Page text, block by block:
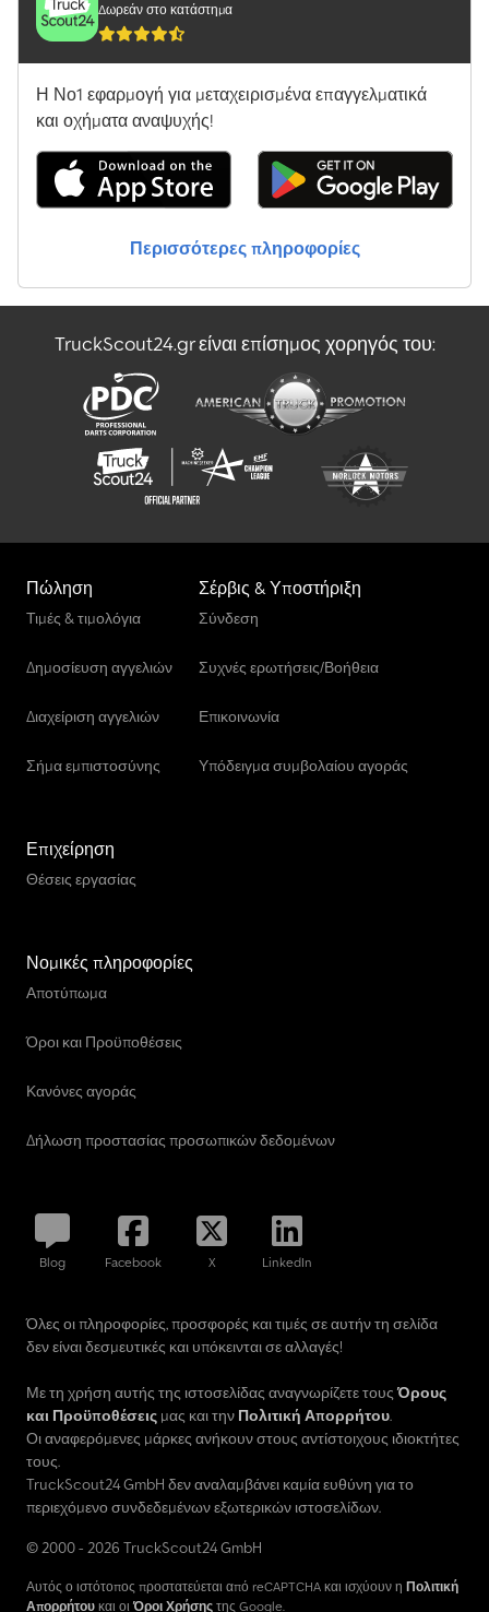
Δωρεάν στο κατάστημα
Η Νο1 εφαρμογή για μεταχειρισμένα επαγγελματικά
και οχήματα αναψυχής!
Περισσότερες πληροφορίες
TruckScout24.gr είναι επίσημος χορηγός του:
Πώληση
Τιμές & τιμολόγια
Δημοσίευση αγγελιών
Διαχείριση αγγελιών
Σήμα εμπιστοσύνης
Σέρβις & Υποστήριξη
Σύνδεση
Συχνές ερωτήσεις/Βοήθεια
Επικοινωνία
Υπόδειγμα συμβολαίου αγοράς
Επιχείρηση
Θέσεις εργασίας
Νομικές πληροφορίες
Αποτύπωμα
Όροι και Προϋποθέσεις
Κανόνες αγοράς
Δήλωση προστασίας προσωπικών δεδομένων
Blog Facebook X LinkedIn
Όλες οι πληροφορίες, προσφορές και τιμές σε αυτήν τη σελίδα
δεν είναι δεσμευτικές και υπόκεινται σε αλλαγές!
Με τη χρήση αυτής της ιστοσελίδας αναγνωρίζετε τουςΌρους
και Προϋποθέσεις μας και την Πολιτική Απορρήτου.
Οι αναφερόμενες μάρκες ανήκουν στους αντίστοιχους ιδιοκτήτες
τους.
TruckScout24 GmbH δεν αναλαμβάνει καμία ευθύνη για το
περιεχόμενο συνδεδεμένων εξωτερικών ιστοσελίδων.
© 2000 - 2026 TruckScout24 GmbH
Αυτός ο ιστότοπος προστατεύεται από reCAPTCHA και ισχύουν η Πολιτική
Απορρήτου και οι Όροι Χρήσης της Google.